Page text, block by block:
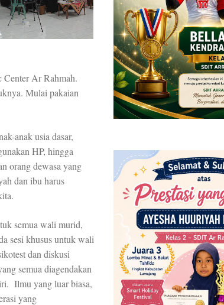
Center Ar Rahmah.
Mulai pakaian
anak usia dasar,
HP, hingga
orang dewasa yang
dan ibu harus
semua wali murid,
sesi khusus untuk wali
dan diskusi
semua diagendakan
Ilmu yang luar biasa,
yang